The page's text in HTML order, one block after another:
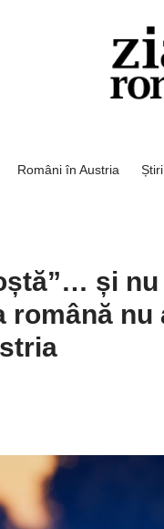
Români în Austria
și nu
nu